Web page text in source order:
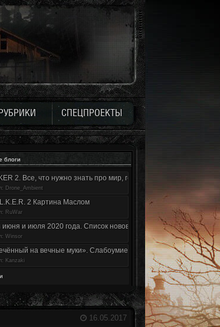
СПЕЦПРОЕКТЫ
блоги
2. Все, что нужно знать про мир, геймплей и сюжет | Разбор
Drone_Ambient
2 Картина Маслом
RuWar
июня и июля 2020 года. Список нововведений
Winsor
на вечные муки». Слабоумие и отвага
Kanzaki
16.05.2017